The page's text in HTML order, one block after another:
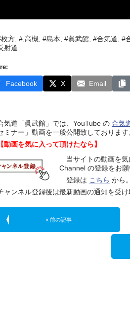
方, #,高槻, #島本, #眞武館, #合気道, #
射道
Facebook X Email
気道「眞武館」では、YouTube の 合気
ミナー」動画を一般公開致しております
【動画を気に入って頂けたなら】
当サイトの動画を
Channel の登録をお願
登録は こちら から。
ャンネル登録後は最新動画の通知を受け
« 前の記事